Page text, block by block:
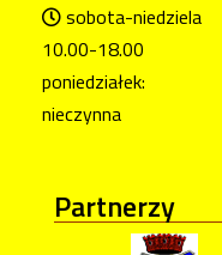
sobota-niedziela
10.00-18.00
poniedziałek:
nieczynna
Partnerzy